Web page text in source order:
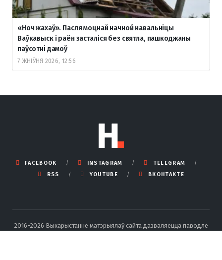
«Ноч жахаў». Пасля моцнай начной навальніцы
Ваўкавыск і раён засталіся без святла, пашкоджаны
паўсотні дамоў
7 ЖНІЎНЯ 2026, 12:56
FACEBOOK INSTAGRAM
TELEGRAM
RSS
YOUTUBE ВКОНТАКТЕ
2016-2026 Выкарыстанне матэрыялаў сайта дазваляецца паводле